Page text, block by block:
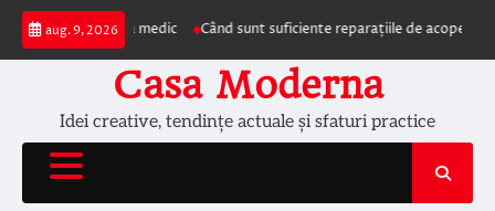
Skip
content
aug. 9, 2026
la medic Când sunt suficiente reparațiile de acoperiș și când
Casa Moderna
Idei creative, tendințe actuale și sfaturi practice